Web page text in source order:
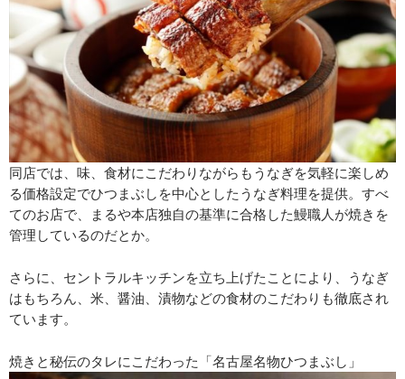
同店では、味、食材にこだわりながらもうなぎを気軽に楽しめ
る価格設定でひつまぶしを中心としたうなぎ料理を提供。すべ
てのお店で、まるや本店独自の基準に合格した鰻職人が焼きを
管理しているのだとか。
さらに、セントラルキッチンを立ち上げたことにより、うなぎ
はもちろん、米、醤油、漬物などの食材のこだわりも徹底され
ています。
焼きと秘伝のタレにこだわった「名古屋名物ひつまぶし」